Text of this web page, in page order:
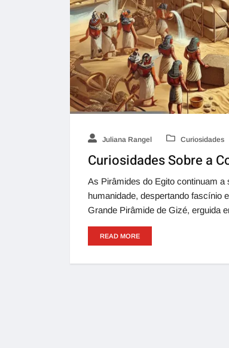
Juliana Rangel Curiosidades
Curiosidades Sobre a
As Pirâmides do Egito continuam
humanidade, despertando fascínio
Grande Pirâmide de Gizé, erguida
READ MORE